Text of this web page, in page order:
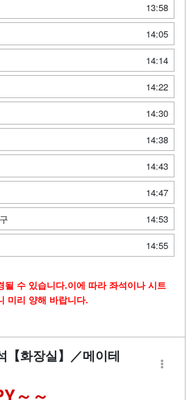
13:58
14:05
14:14
14:22
14:30
14:38
14:43
14:47
14:53
14:55
될 수 있습니다.이에 따라 좌석이나 시트
미리 양해 바랍니다.
【화장실】／메이테
～